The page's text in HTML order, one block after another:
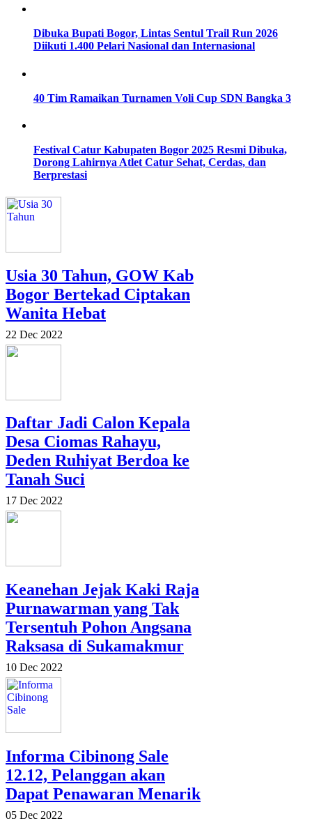
Dibuka Bupati Bogor, Lintas Sentul Trail Run 2026
Diikuti 1.400 Pelari Nasional dan Internasional
40 Tim Ramaikan Turnamen Voli Cup SDN Bangka 3
Festival Catur Kabupaten Bogor 2025 Resmi Dibuka,
Dorong Lahirnya Atlet Catur Sehat, Cerdas, dan
Berprestasi
Usia 30 Tahun, GOW Kab
Bogor Bertekad Ciptakan
Wanita Hebat
22 Dec 2022
Daftar Jadi Calon Kepala
Desa Ciomas Rahayu,
Deden Ruhiyat Berdoa ke
Tanah Suci
17 Dec 2022
Keanehan Jejak Kaki Raja
Purnawarman yang Tak
Tersentuh Pohon Angsana
Raksasa di Sukamakmur
10 Dec 2022
Informa Cibinong Sale
12.12, Pelanggan akan
Dapat Penawaran Menarik
05 Dec 2022